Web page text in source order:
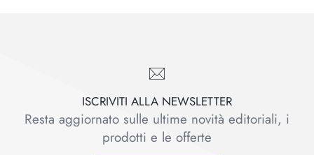
ISCRIVITI ALLA NEWSLETTER
Resta aggiornato sulle ultime novità editoriali, i
prodotti e le offerte